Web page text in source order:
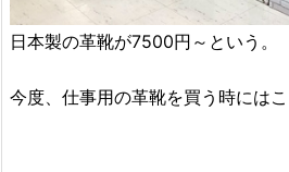
日本製の革靴が7500円～という。
今度、仕事用の革靴を買う時にはこ